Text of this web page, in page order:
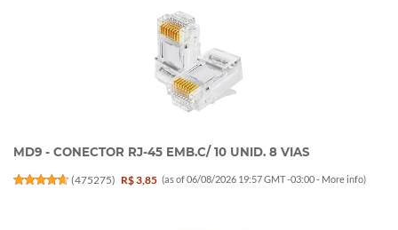
MD9 - CONECTOR RJ-45 EMB.C/ 10 UNID. 8 VIAS
(475275) R$ 3,85 (as of 06/08/2026 19:57 GMT -03:00 - More info)